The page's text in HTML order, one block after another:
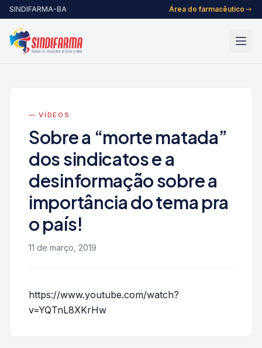
Pular para o conteúdo
SINDIFARMA-BA· Área do farmacêutico
— VÍDEOS
Sobre a “morte matada”
dos sindicatos e a
desinformação sobre a
importância do tema pra
o país!
11 de março, 2019
https://www.youtube.com/watch?
v=YQTnL8XKrHw